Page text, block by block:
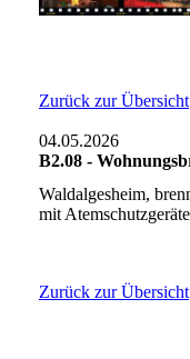
Zurück zur Übersicht
04.05.2026
B2.08 -
Waldalgesheim,
mit
Zurück zur Übersicht